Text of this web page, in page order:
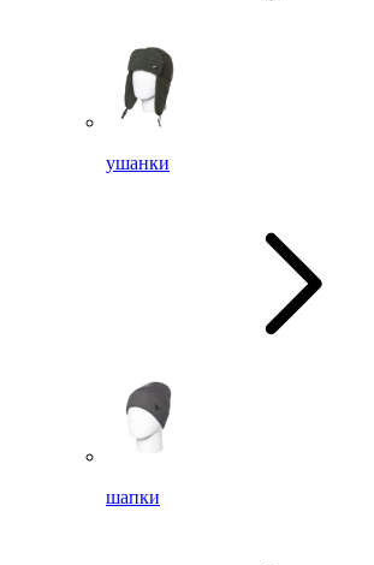
ушанки
шапки